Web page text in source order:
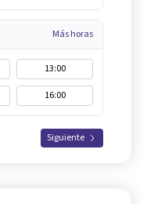
Más horas
13:00
16:00
Siguiente